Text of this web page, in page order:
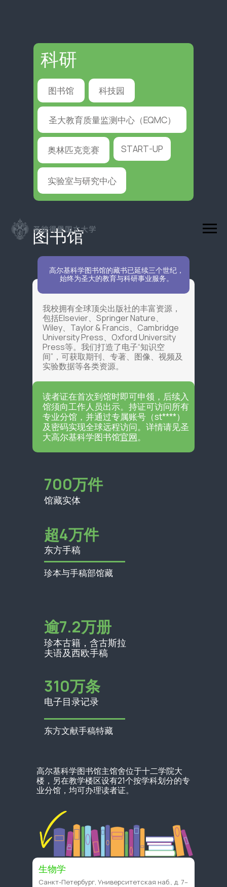
科研
图书馆 科技园
奥林匹克竞赛
圣大教育质量监测中心（EQMC）
实验室与研究中心
START-UP
高尔基科学图书馆的藏书已延续三个世纪，
始终为圣大的教育与科研事业服务。
我校拥有全球顶尖出版社的丰富资源，
包括Elsevier、Springer Nature、
Wiley、Taylor & Francis、Cambridge
University Press、Oxford University
Press等。我们打造了电子“知识空
间”，可获取期刊、专著、图像、视频及
实验数据等各类资源。
读者证在首次到馆时即可申领，后续入
馆须向工作人员出示。持证可访问所有
专业分馆，并通过专属账号（st****）
及密码实现全球远程访问。详情请见圣
大高尔基科学图书馆官网。
Санкт-Петербург, Университетская наб., д. 7–
生物学
高尔基科学图书馆主馆舍位于十二学院大
楼，另在教学楼区设有21个按学科划分的专
业分馆，均可办理读者证。
700万件
馆藏实体
超4万件
东方手稿
310万条
电子目录记录
逾7.2万册
珍本古籍，含古斯拉
夫语及西欧手稿
图书馆
珍本与手稿部馆藏
东方文献手稿特藏